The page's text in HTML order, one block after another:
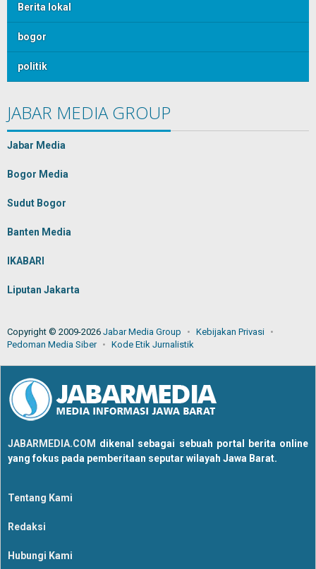
Berita lokal
bogor
politik
JABAR MEDIA GROUP
Jabar Media
Bogor Media
Sudut Bogor
Banten Media
IKABARI
Liputan Jakarta
Copyright © 2009-2026 Jabar Media Group
Kebijakan Privasi
Pedoman Media Siber
Kode Etik Jurnalistik
JABARMEDIA.COM dikenal sebagai sebuah portal berita online
yang fokus pada pemberitaan seputar wilayah Jawa Barat.
Tentang Kami
Redaksi
Hubungi Kami